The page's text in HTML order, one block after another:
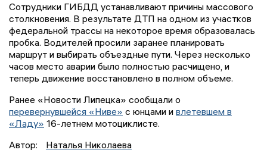
Сотрудники ГИБДД устанавливают причины массового
столкновения. В результате ДТП на одном из участков
федеральной трассы на некоторое время образовалась
пробка. Водителей просили заранее планировать
маршрут и выбирать объездные пути. Через несколько
часов место аварии было полностью расчищено, и
теперь движение восстановлено в полном объеме.
Ранее «Новости Липецка» сообщали о
перевернувшейся «Ниве» с юнцами и влетевшем в
«Ладу» 16-летнем мотоциклисте.
Автор:
Наталья Николаева